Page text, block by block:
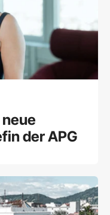
der APG